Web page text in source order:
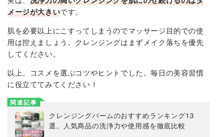
メージが大きいです。
肌を必要以上にこすってしまうのでマッサージ目的での使
用は控えましょう。クレンジングはまずメイク落ちを優先
してください。
以上、コスメを選ぶコツやヒントでした。毎日の美容習慣
に役立ててみてください！
関連記事
クレンジングバームのおすすめランキング13
選。人気商品の洗浄力や使用感を徹底比較